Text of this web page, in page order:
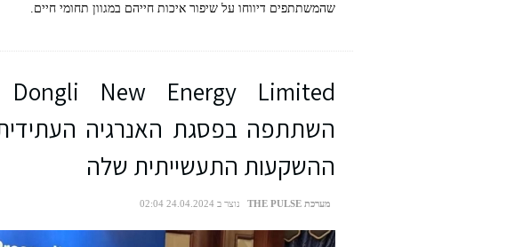
שהמשתתפים דיווחו על שיפור איכות חייהם במגוון תחומי חיים.
השתתפה בפסגת האנרגיה
ההשקעות התעשייתית שלה
מערכת THE PULSE נוצר ב 24.04.2024 02:04